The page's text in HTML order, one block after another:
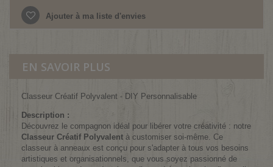
Ajouter à ma liste d'envies
EN SAVOIR PLUS
Classeur Créatif Polyvalent - DIY Personnalisable
Description :
Découvrez le compagnon idéal pour libérer votre créativité : notre
Classeur Créatif Polyvalent à customiser soi-même. Ce
classeur à anneaux est conçu pour s'adapter à tous vos besoins
artistiques et organisationnels, que vous soyez passionné de